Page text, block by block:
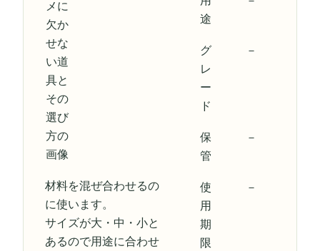
材料を混ぜ合わせるの
に使います。
サイズが大・中・小と
あるので用途に合わせ
途
グ
レ
ー
ド
－
保
管
－
使
用
期
限
－